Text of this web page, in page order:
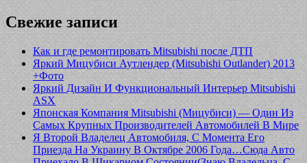
Свежие записи
Как и где ремонтировать Mitsubishi после ДТП
Яркий Мицубиси Аутлендер (Mitsubishi Outlander) 2013
+Фото
Яркий Дизайн И Функциональный Интерьер Mitsubishi
ASX
Японская Компания Mitsubishi (Мицубиси) — Один Из
Самых Крупных Производителей Автомобилей В Мире
Я Второй Владелец Автомобиля, С Момента Его
Приезда На Украину В Октябре 2006 Года…Сюда Авто